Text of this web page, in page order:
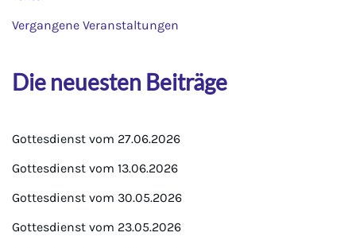
Vergangene Veranstaltungen
Die neuesten Beiträge
Gottesdienst vom 27.06.2026
Gottesdienst vom 13.06.2026
Gottesdienst vom 30.05.2026
Gottesdienst vom 23.05.2026